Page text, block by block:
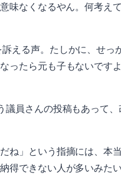
味なくなるやん。何考え
える声。たしかに、せっ
ったら元も子もないですよ
議員さんの投稿もあって、
ね」という指摘には、本
得できない人が多いみた